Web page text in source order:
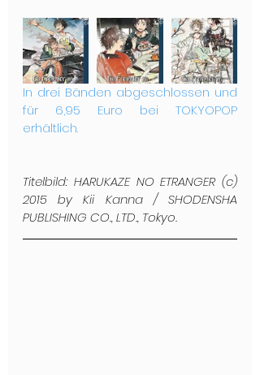
In drei Bänden abgeschlossen und
für 6,95 Euro bei TOKYOPOP
erhältlich.
Titelbild: HARUKAZE NO ETRANGER (c)
2015 by Kii Kanna / SHODENSHA
PUBLISHING CO., LTD., Tokyo.